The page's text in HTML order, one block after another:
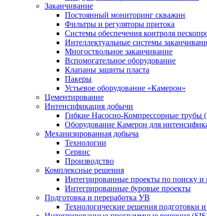
Заканчивание
Постоянный мониторинг скважин
Фильтры и регуляторы притока
Cистемы обеспечения контроля
Интеллектуальные системы
Многоствольное заканчивание
Вспомогательное оборудование
Клапаны защиты пласта
Пакеры
Устьевое оборудование «Камерон»
Цементирование
Интенсификация добычи
Гибкие Насосно-Компрессорные
Оборудование Камерон для
Механизированная добыча
Технологии
Сервис
Производство
Комплексные решения
Интегрированные проекты по поиску и
Интегрированные буровые проекты
Подготовка и переработка УВ
Технологические решения подготовки